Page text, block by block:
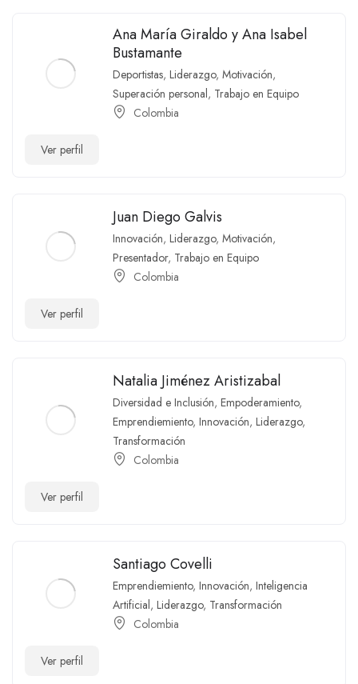
Ana María Giraldo y Ana Isabel
Bustamante
Deportistas, Liderazgo, Motivación,
Superación personal, Trabajo en Equipo
Colombia
Ver perfil
Juan Diego Galvis
Innovación, Liderazgo, Motivación,
Presentador, Trabajo en Equipo
Colombia
Ver perfil
Natalia Jiménez Aristizabal
Diversidad e Inclusión, Empoderamiento,
Emprendiemiento, Innovación, Liderazgo,
Transformación
Colombia
Ver perfil
Santiago Covelli
Emprendiemiento, Innovación, Inteligencia
Artificial, Liderazgo, Transformación
Colombia
Ver perfil